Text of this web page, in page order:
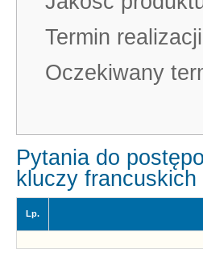
Termin
Oczekiwany
Pytania do
kluczy
Lp.